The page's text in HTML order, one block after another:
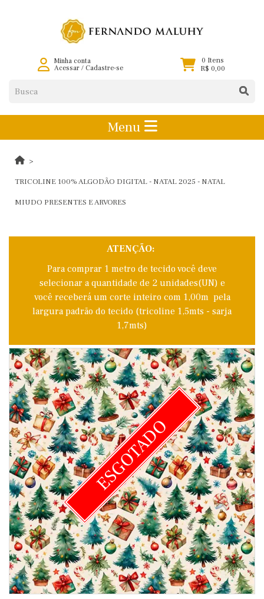
Minha conta
Acessar/ Cadastre-se
0 Itens
R$ 0,00
Menu
TRICOLINE 100% ALGODÃO DIGITAL - NATAL 2025 - NATAL
MIUDO PRESENTES E ARVORES
ATENÇÃO:
Para comprar 1 metro de tecido você deve
selecionar a quantidade de 2 unidades(UN) e
você receberá um corte inteiro com 1,00m pela
largura padrão do tecido (tricoline 1,5mts - sarja
1,7mts)
ESGOTADO